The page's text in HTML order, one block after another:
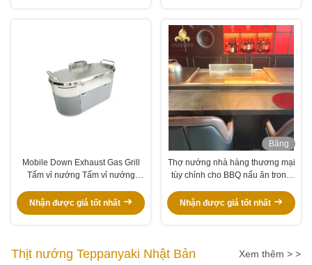
Mobile Down Exhaust Gas Grill
Tấm vỉ nướng Tấm vỉ nướng
Nhận được giá tốt nhất
Băng
Thợ nướng nhà hàng thương mại
tùy chỉnh cho BBQ nấu ăn trong
Nhận được giá tốt nhất
Thịt nướng Teppanyaki Nhật Bản Xem thêm > >